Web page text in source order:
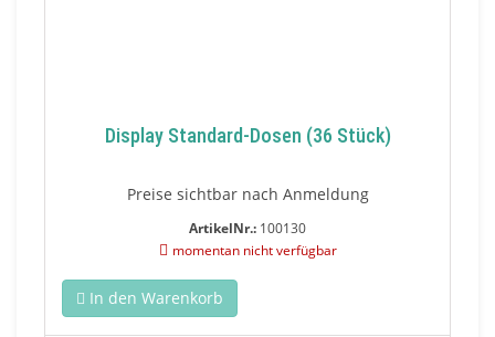
Display Standard-Dosen (36 Stück)
Preise sichtbar nach Anmeldung
ArtikelNr.: 100130
momentan nicht verfügbar
In den Warenkorb